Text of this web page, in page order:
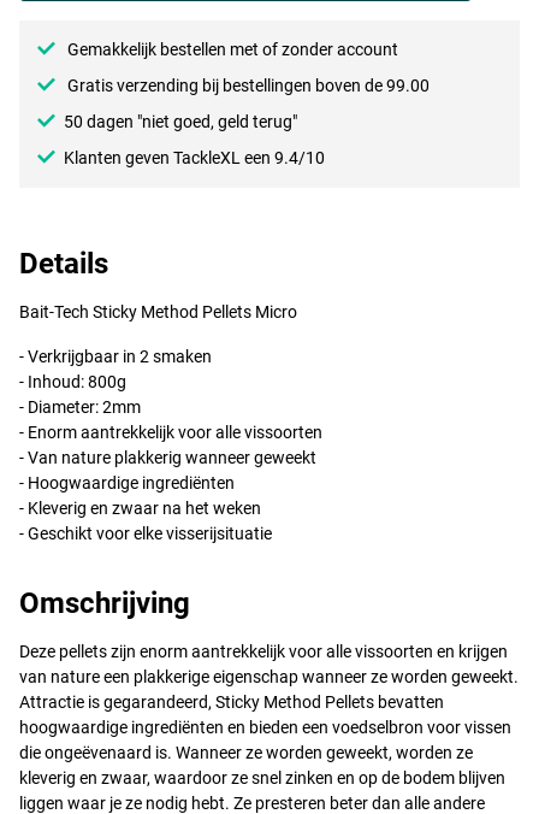
Gemakkelijk bestellen met of zonder account
Gratis verzending bij bestellingen boven de 99.00
50 dagen "niet goed, geld terug"
Klanten geven TackleXL een 9.4/10
Details
Bait-Tech Sticky Method Pellets Micro
- Verkrijgbaar in 2 smaken
- Inhoud: 800g
- Diameter: 2mm
- Enorm aantrekkelijk voor alle vissoorten
- Van nature plakkerig wanneer geweekt
- Hoogwaardige ingrediënten
- Kleverig en zwaar na het weken
- Geschikt voor elke visserijsituatie
Omschrijving
Deze pellets zijn enorm aantrekkelijk voor alle vissoorten en krijgen
van nature een plakkerige eigenschap wanneer ze worden geweekt.
Attractie is gegarandeerd, Sticky Method Pellets bevatten
hoogwaardige ingrediënten en bieden een voedselbron voor vissen
die ongeëvenaard is. Wanneer ze worden geweekt, worden ze
kleverig en zwaar, waardoor ze snel zinken en op de bodem blijven
liggen waar je ze nodig hebt. Ze presteren beter dan alle andere